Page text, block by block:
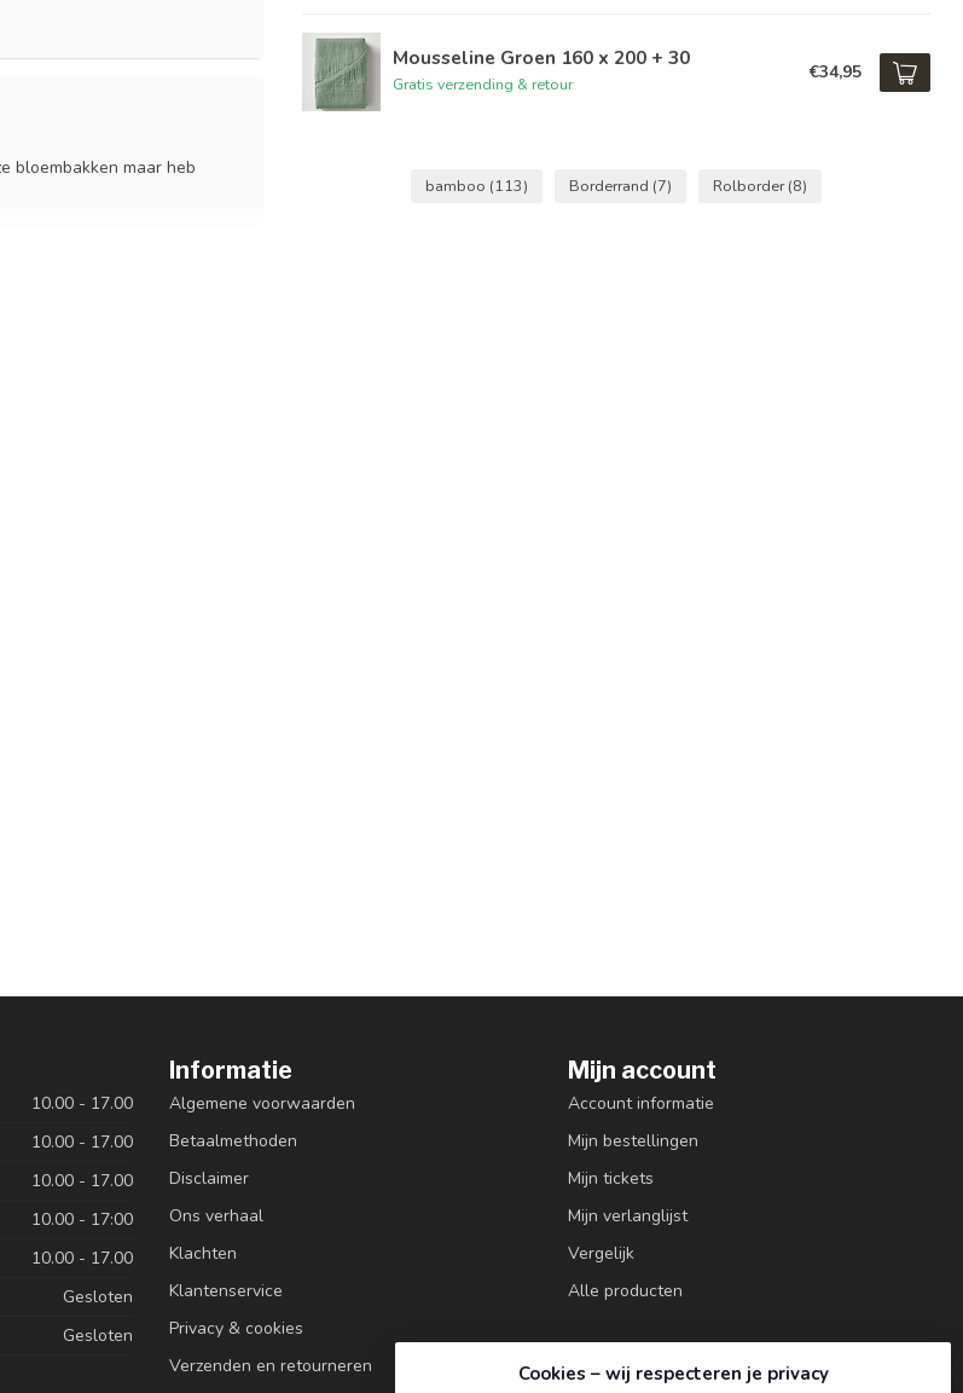
bloembakken maar heb
Mousseline Groen 160 x 200 + 30
Gratis verzending & retour
€34,95
bamboo (113) Borderrand (7) Rolborder(8)
10.00 - 17.00
10.00 - 17.00
10.00 - 17.00
10.00 - 17:00
10.00 - 17.00
Gesloten
Gesloten
Informatie
Algemene voorwaarden
Betaalmethoden
Disclaimer
Ons verhaal
Klachten
Klantenservice
Privacy & cookies
Verzenden en retourneren
Mijn account
Account informatie
Mijn bestellingen
Mijn tickets
Mijn verlanglijst
Vergelijk
Alle producten
Cookies – wij respecteren je privacy